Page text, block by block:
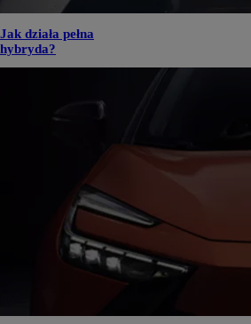
Jak działa pełna
hybryda?